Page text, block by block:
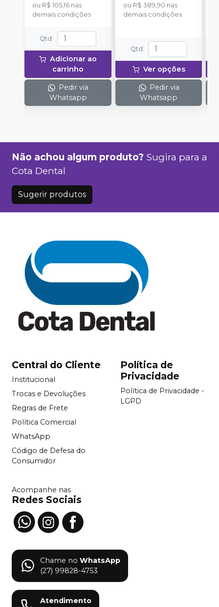
ou R$ 105,16 nas
demais condições
Qtd :
Adicionar ao
carrinho
Pedir via
Whatsapp
ou R$ 389,90 nas
demais condições
Qtd :
Ver opções
Pedir via
Whatsapp
Não achou algum produto? Sugira para a
Cota Dental
Sugerir produtos
Central do Cliente
Institucional
Trocas e Devoluções
Regras de Frete
Política Comercial
WhatsApp
Código de Defesa do
Consumidor
Política de
Privacidade
Política de Privacidade -
LGPD
Acompanhe nas
Redes Sociais
Chame no WhatsApp
(27) 99828-4753
Atendimento